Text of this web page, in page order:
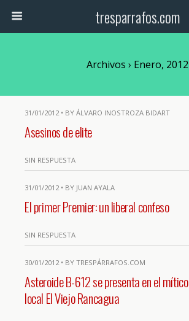
tresparrafos.com
Archivos › Enero, 2012
31/01/2012 • BY ÁLVARO INOSTROZA BIDART
Asesinos de elite
SIN RESPUESTA
31/01/2012 • BY JUAN AYALA
El primer Premier: un liberal confeso
SIN RESPUESTA
30/01/2012 • BY TRESPÁRRAFOS.COM
Asteroide B-612 se presenta en el mítico
local El Viejo Rancagua